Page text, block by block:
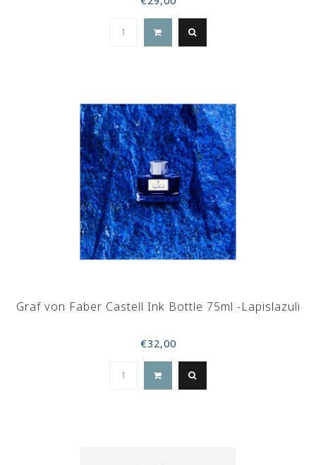
Graf von Faber Castell Ink Bottle 75ml -Lapislazuli
€32,00